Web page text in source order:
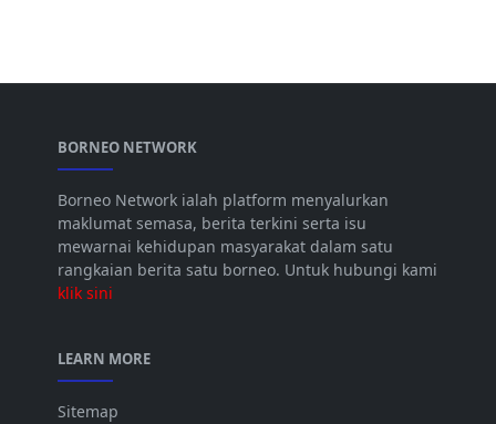
BORNEO NETWORK
Borneo Network ialah platform menyalurkan
maklumat semasa, berita terkini serta isu
mewarnai kehidupan masyarakat dalam satu
rangkaian berita satu borneo. Untuk hubungi kami
klik sini
LEARN MORE
Sitemap